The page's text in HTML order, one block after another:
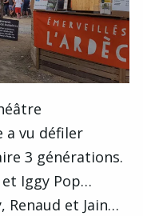
a vu défiler
3 générations.
et Iggy Pop…
Renaud et Jain…